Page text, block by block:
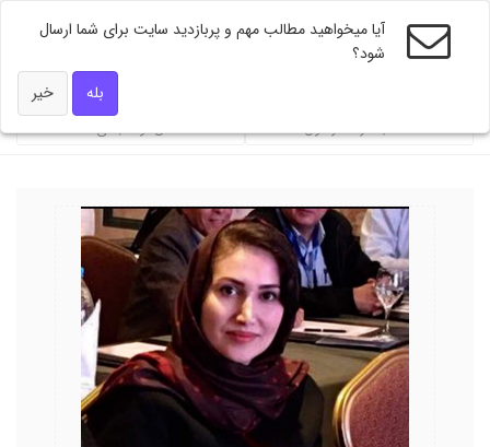
محاسبه گر فشار خون
شاخص توده بندی BMI
آیا میخواهید مطالب مهم و پربازدید سایت برای شما ارسال
شود؟
بله
خیر